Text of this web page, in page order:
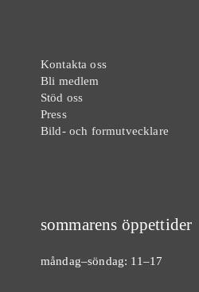
Kontakta oss
Bli medlem
Stöd oss
Press
Bild- och formutvecklare
sommarens öppettider
måndag–söndag: 11–17